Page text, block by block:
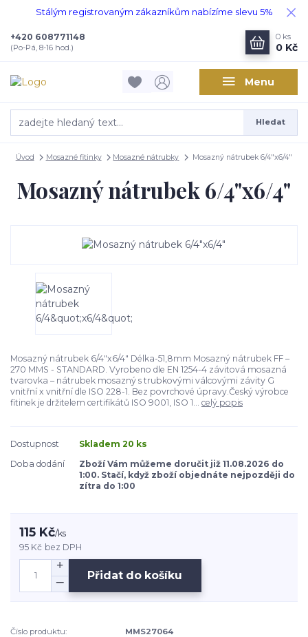
Stálým registrovaným zákazníkům nabízíme slevu 5%
Menu
Hledat
+420 608771148
(Po-Pá, 8-16 hod.)
0 ks
0 Kč
Úvod Mosazné fitinky Mosazné nátrubky Mosazný nátrubek 6/4"x6/4"
Mosazný nátrubek 6/4"x6/4"
Mosazný nátrubek 6/4"x6/4" Délka-51,8mm Mosazný nátrubek FF –
270 MMS - STANDARD. Vyrobeno dle EN 1254-4 závitová mosazná
tvarovka – nátrubek mosazný s trubkovými válcovými závity G
vnitřní x vnitřní dle ISO 228-1. Bez povrchové úpravy.Český výrobce
fitinek je držitelem certifikátů ISO 9001, ISO 1... celý popis
Dostupnost
Skladem 20 ks
Doba dodání
Zboží Vám můžeme doručit již 11.08.2026 do
1:00. Stačí, když zboží objednáte nejpozději do
zítra do 1:00
115 Kč/ks
95 Kč bez DPH
Přidat do košíku
Číslo produktu:
MMS27064